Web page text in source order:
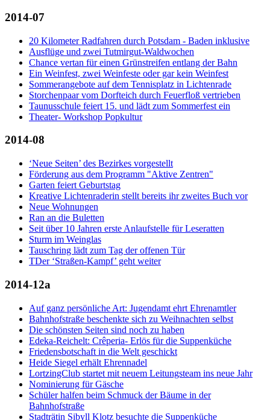
2014-07
20 Kilometer Radfahren durch Potsdam - Baden inklusive
Ausflüge und zwei Tutmirgut-Waldwochen
Chance vertan für einen Grünstreifen entlang der Bahn
Ein Weinfest, zwei Weinfeste oder gar kein Weinfest
Sommerangebote auf dem Tennisplatz in Lichtenrade
Storchenpaar vom Dorfteich durch Feuerfloß vertrieben
Taunusschule feiert 15. und lädt zum Sommerfest ein
Theater- Workshop Popkultur
2014-08
‘Neue Seiten’ des Bezirkes vorgestellt
Förderung aus dem Programm "Aktive Zentren"
Garten feiert Geburtstag
Kreative Lichtenraderin stellt bereits ihr zweites Buch vor
Neue Wohnungen
Ran an die Buletten
Seit über 10 Jahren erste Anlaufstelle für Leseratten
Sturm im Weinglas
Tauschring lädt zum Tag der offenen Tür
TDer ‘Straßen-Kampf’ geht weiter
2014-12a
Auf ganz persönliche Art: Jugendamt ehrt Ehrenamtler
Bahnhofstraße beschenkte sich zu Weihnachten selbst
Die schönsten Seiten sind noch zu haben
Edeka-Reichelt: Crêperia- Erlös für die Suppenküche
Friedensbotschaft in die Welt geschickt
Heide Siegel erhält Ehrennadel
LortzingClub startet mit neuem Leitungsteam ins neue Jahr
Nominierung für Gäsche
Schüler halfen beim Schmuck der Bäume in der
Bahnhofstraße
Stadträtin Sibyll Klotz besuchte die Suppenküche